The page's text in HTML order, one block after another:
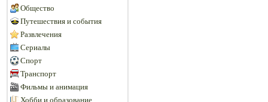
Общество
Путешествия и события
Развлечения
Сериалы
Спорт
Транспорт
Фильмы и анимация
Хобби и образование